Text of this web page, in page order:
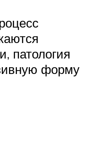
патология
форму